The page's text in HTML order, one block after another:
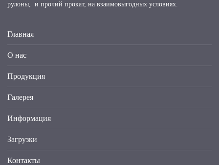
рулоны, и прочий прокат, на взаимовыгодных условиях.
Главная
О нас
Продукция
Галерея
Информация
Загрузки
Контакты